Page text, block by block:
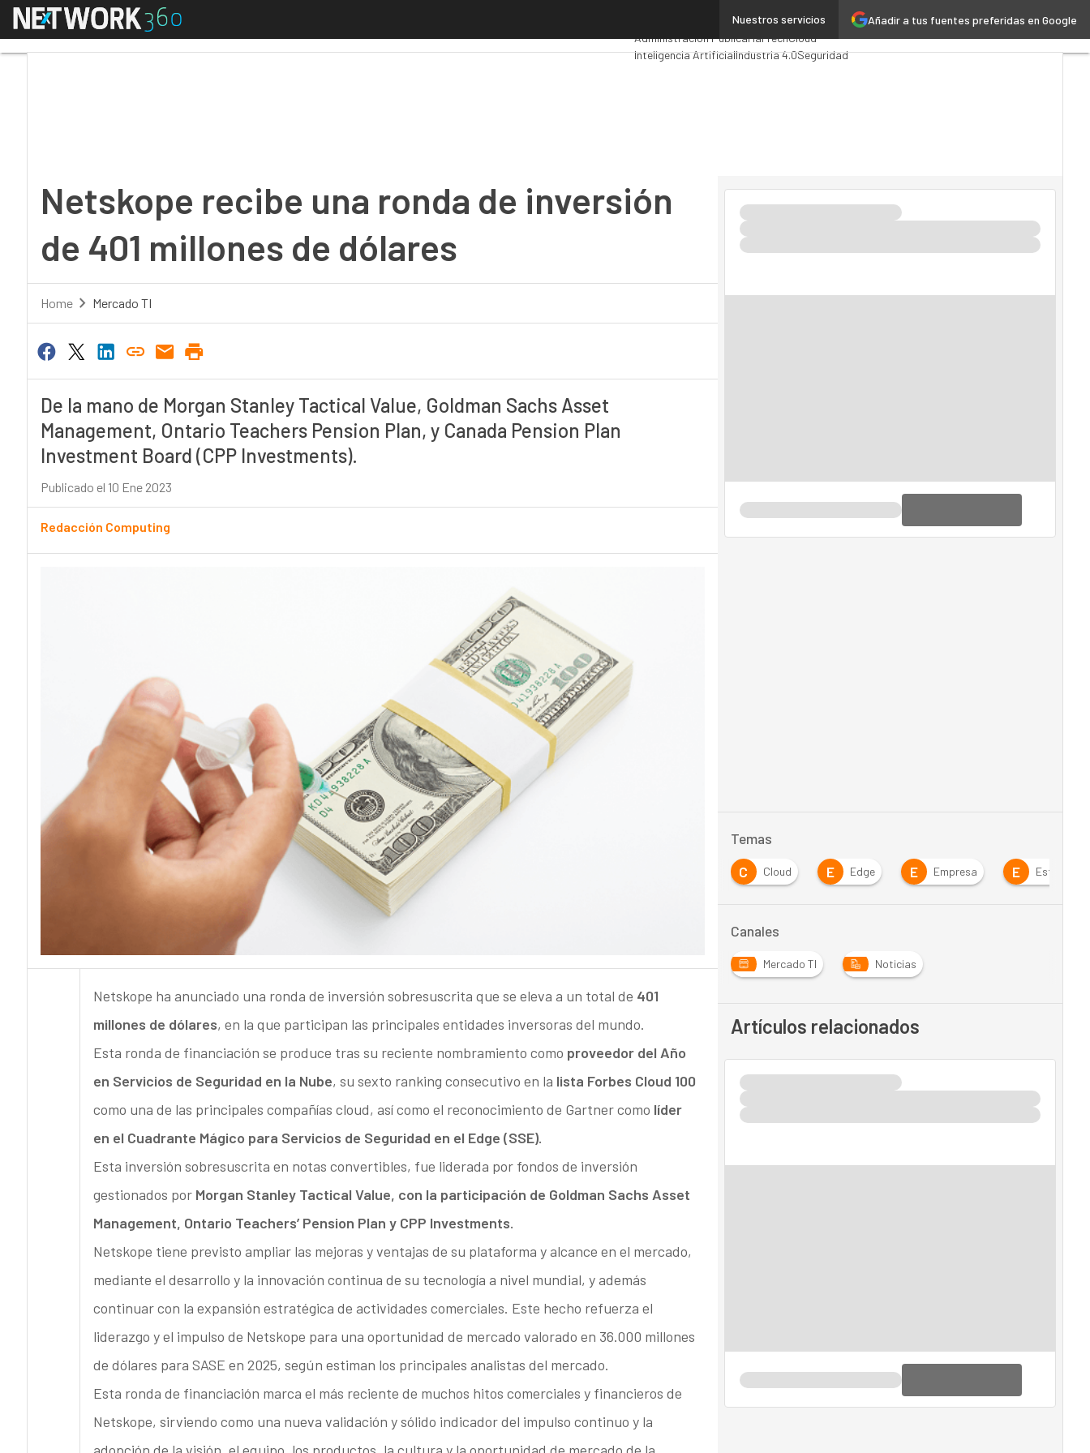
Añadir a tus fuentes preferidas en Google
Nuestros servicios
Menú
Analytics
Administración PúblicaMarTechCloud
Inteligencia ArtificialIndustria 4.0Seguridad
Netskope recibe una ronda de inversión
de 401 millones de dólares
Home Mercado TI
De la mano de Morgan Stanley Tactical Value, Goldman Sachs Asset
Management, Ontario Teachers Pension Plan, y Canada Pension Plan
Investment Board (CPP Investments).
Publicado el 10 Ene 2023
Redacción Computing
Netskope ha anunciado una ronda de inversión sobresuscrita que se eleva a un total de 401
millones de dólares, en la que participan las principales entidades inversoras del mundo.
Esta ronda de financiación se produce tras su reciente nombramiento como proveedor del Año
en Servicios de Seguridad en la Nube, su sexto ranking consecutivo en la lista Forbes Cloud 100
como una de las principales compañías cloud, así como el reconocimiento de Gartner como líder
en el Cuadrante Mágico para Servicios de Seguridad en el Edge (SSE).
Esta inversión sobresuscrita en notas convertibles, fue liderada por fondos de inversión
gestionados por Morgan Stanley Tactical Value, con la participación de Goldman Sachs Asset
Management, Ontario Teachers’ Pension Plan y CPP Investments.
Netskope tiene previsto ampliar las mejoras y ventajas de su plataforma y alcance en el mercado,
mediante el desarrollo y la innovación continua de su tecnología a nivel mundial, y además
continuar con la expansión estratégica de actividades comerciales. Este hecho refuerza el
liderazgo y el impulso de Netskope para una oportunidad de mercado valorado en 36.000 millones
de dólares para SASE en 2025, según estiman los principales analistas del mercado.
Esta ronda de financiación marca el más reciente de muchos hitos comerciales y financieros de
Netskope, sirviendo como una nueva validación y sólido indicador del impulso continuo y la
Temas
C Cloud E Edge E Empresa E Estrategia
Canales
Mercado TI Noticias
Artículos relacionados